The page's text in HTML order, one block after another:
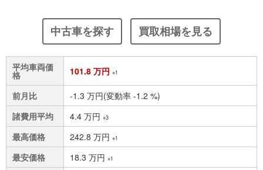
中古車を探す 買取相場を見る
平均車両価
格 101.8 万円 ※1
前月比
-1.3 万円(変動率 -1.2 %)
諸費用平均
4.4 万円 ※3
最高価格 242.8 万円 ※1
最安価格 18.3 万円 ※1